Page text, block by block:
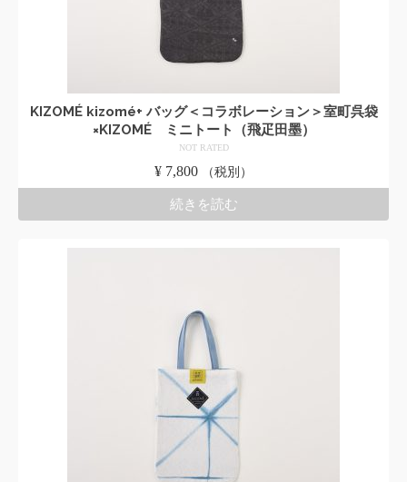
KIZOMÉ kizomé+ バッグ＜コラボレーション＞室町呉袋
×KIZOMÉ ミニトート（飛疋田墨）
NOT RATED
¥ 7,800 （税別）
続きを読む